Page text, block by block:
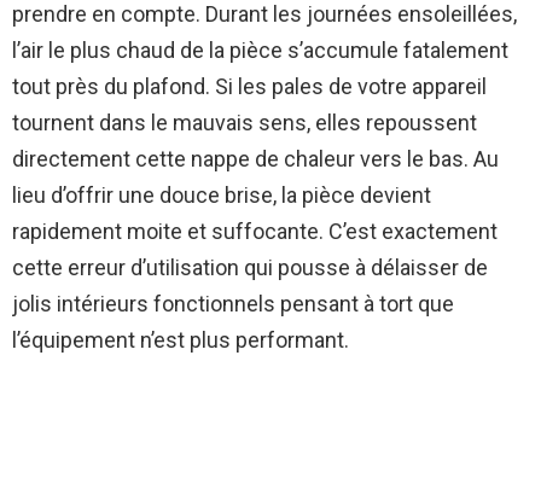
prendre en compte. Durant les journées ensoleillées,
l’air le plus chaud de la pièce s’accumule fatalement
tout près du plafond. Si les pales de votre appareil
tournent dans le mauvais sens, elles repoussent
directement cette nappe de chaleur vers le bas. Au
lieu d’offrir une douce brise, la pièce devient
rapidement moite et suffocante. C’est exactement
cette erreur d’utilisation qui pousse à délaisser de
jolis intérieurs fonctionnels pensant à tort que
l’équipement n’est plus performant.